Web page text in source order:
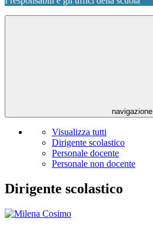
navigazione
Visualizza tutti
Dirigente scolastico
Personale docente
Personale non docente
Dirigente scolastico